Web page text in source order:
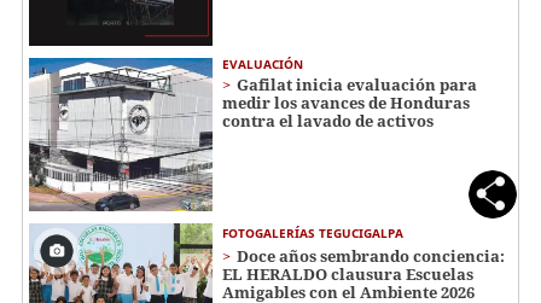
EVALUACIÓN
Gafilat inicia evaluación para
medir los avances de Honduras
contra el lavado de activos
FOTOGALERÍAS TEGUCIGALPA
Doce años sembrando conciencia:
EL HERALDO clausura Escuelas
Amigables con el Ambiente 2026